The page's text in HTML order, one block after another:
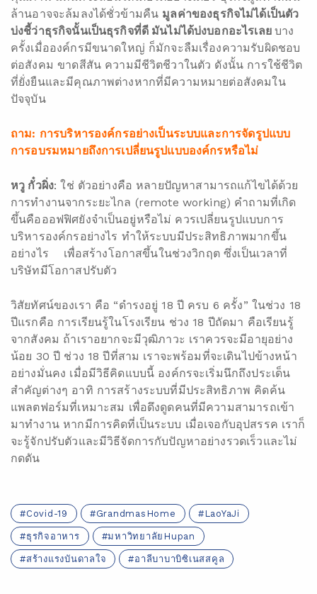
ล้านอาจจะล้มลงได้ชั่วข้ามคืน มูลค่าของธุรกิจไม่ได้เป็นตัว
บ่งชี้ว่าธุรกิจนั้นเป็นธุรกิจที่ดี มันไม่ได้บ่งบอกอะไรเลย บาง
ครั้งเมื่อองค์กรมีขนาดใหญ่ ก็มักจะลืมเรื่องความรับผิดชอบ
ต่อสังคม ขาดสีสัน ความมีชีวิตชีวาในตัว ดังนั้น การใช้ชีวิต
ที่ยั่งยืนและมีคุณภาพต่างหากที่มีความหมายต่อสังคมใน
ปัจจุบัน
ถาม: การบริหารองค์กรอย่างเป็นระบบและการจัดรูปแบบ
การอบรมหมายถึงการเปลี่ยนรูปแบบองค์กรหรือไม่
หวู กั๋วผิ่ง: ใช่ ตัวอย่างคือ หลายปัญหาสามารถแก้ไขได้ด้วย
การทำงานจากระยะไกล (remote working) คำถามที่เกิด
ขึ้นคือออฟฟิศยังจำเป็นอยู่หรือไม่ ควรเปลี่ยนรูปแบบการ
บริหารองค์กรอย่างไร ทำให้ระบบมีประสิทธิภาพมากขึ้น
อย่างไร เพื่อสร้างโอกาสขึ้นในช่วงวิกฤต ซึ่งเป็นเวลาที่
บริษัทมีโอกาสปรับตัว
วิสัยทัศน์ของเรา คือ “ดำรงอยู่ 18 ปี ครบ 6 ครั้ง” ในช่วง 18
ปีแรกคือ การเรียนรู้ในโรงเรียน ช่วง 18 ปีถัดมา คือเรียนรู้
จากสังคม ถ้าเราอยากจะมีวุฒิภาวะ เราควรจะมีอายุอย่าง
น้อย 30 ปี ช่วง 18 ปีที่สาม เราจะพร้อมที่จะเดินไปข้างหน้า
อย่างมั่นคง เมื่อมีวิธีคิดแบบนี้ องค์กรจะเริ่มนึกถึงประเด็น
สำคัญต่างๆ อาทิ การสร้างระบบที่มีประสิทธิภาพ คิดค้น
แพลตฟอร์มที่เหมาะสม เพื่อดึงดูดคนที่มีความสามารถเข้า
มาทำงาน หากมีการคิดที่เป็นระบบ เมื่อเจอกับอุปสรรค เราก็
จะรู้จักปรับตัวและมีวิธีจัดการกับปัญหาอย่างรวดเร็วและไม่
กดดัน
Covid-19 GrandmasHome LaoYaJi
ธุรกิจอาหาร มหาวิทยาลัยHupan
สร้างแรงบันดาลใจ อาลีบาบาบิซิเนสสคูล